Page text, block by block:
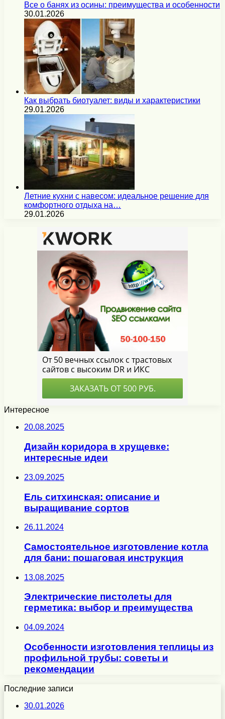
Все о банях из осины: преимущества и особенности
30.01.2026
Как выбрать биотуалет: виды и характеристики
29.01.2026
Летние кухни с навесом: идеальное решение для
комфортного отдыха на…
29.01.2026
Интересное
20.08.2025
Дизайн коридора в хрущевке:
интересные идеи
23.09.2025
Ель ситхинская: описание и
выращивание сортов
26.11.2024
Самостоятельное изготовление котла
для бани: пошаговая инструкция
13.08.2025
Электрические пистолеты для
герметика: выбор и преимущества
04.09.2024
Особенности изготовления теплицы из
профильной трубы: советы и
рекомендации
Последние записи
30.01.2026